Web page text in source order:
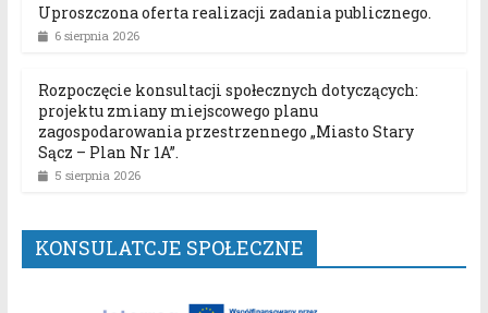
Uproszczona oferta realizacji zadania publicznego.
6 sierpnia 2026
Rozpoczęcie konsultacji społecznych dotyczących:
projektu zmiany miejscowego planu
zagospodarowania przestrzennego „Miasto Stary
Sącz – Plan Nr 1A”.
5 sierpnia 2026
KONSULATCJE SPOŁECZNE